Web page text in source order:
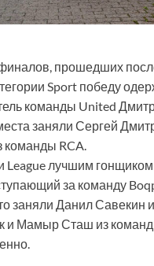
прошедших
Sport победу
команды United
заняли Сергей
команды RCA.
League лучшим
за команду
заняли Данил Савекин
и Мамыр Сташ из